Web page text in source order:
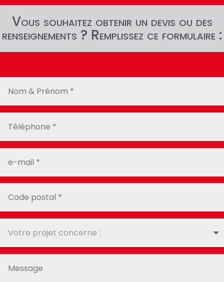
Vous souhaitez obtenir un devis ou des
renseignements ? Remplissez ce formulaire :